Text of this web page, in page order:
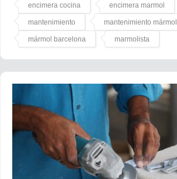
encimera cocina encimera marmol
mantenimiento mantenimiento mármol
mármol barcelona marmolista